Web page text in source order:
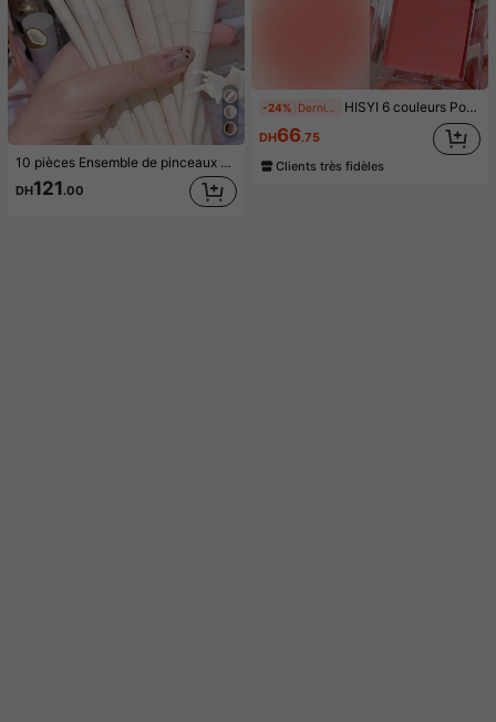
10 pièces Ensemble de pinceaux de maquillage, kit complet d'outils de maquillage, facile à appliquer le maquillage, comprend pinceau pour fond de teint, pinceau pour blush, pinceau pour ombre à paupières, pinceau pour sourcils, pinceau pour contour, pinceau pour lèvres, pinceau pour nez, pinceau pour ombre à paupières, outil de maquillage facial idéal. L'ensemble comprend des pinceaux de maquillage, un ensemble d'outils de maquillage, un kit complet d'outils de maquillage, un ensemble de pinceaux de maquillage, un kit complet d'outils de maquillage, un ensemble de pinceaux de maquillage, un coffret cadeau de maquillage.
DH121 .00
-24% HISYI 6 couleurs Poudre Blush, Fini mat naturel longue durée, Contour et Mise en valeur du Visage, Poudre Blush Couleur Unie, Compact et Portable, Convient pour les Voyages
DH66.75
Clients très fidèles